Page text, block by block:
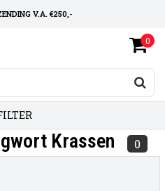
V.A. €250,-
LEVERTIJD
OP MAAT
0
Krassen 0